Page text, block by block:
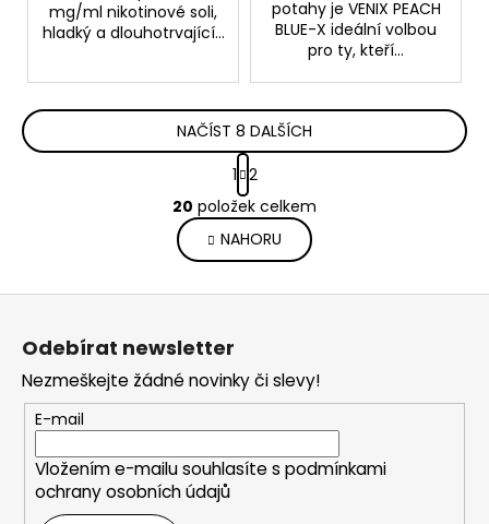
mg/ml nikotinové soli,
hladký a dlouhotrvající...
potahy je VENIX PEACH
BLUE-X ideální volbou
pro ty, kteří...
O
v
l
á
d
p
r
v
k
y
NAČÍST 8 DALŠÍCH
S
t
r
á
n
k
o
í
1 2
20 položek celkem
NAHORU
Odebírat newsletter
Nezmeškejte žádné novinky či slevy!
E-mail
Vložením e-mailu souhlasíte s podmínkami
ochrany osobních údajů